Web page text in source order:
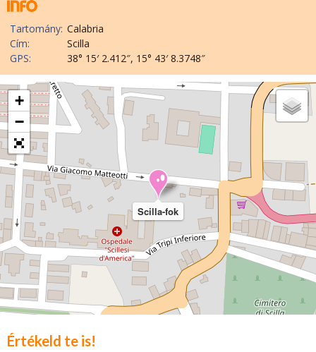
Tartomány: Calabria
Cím:
Scilla
GPS:
38° 15′ 2.412″, 15° 43′ 8.3748″
Scilla-fok
+
−
Értékeld te is!